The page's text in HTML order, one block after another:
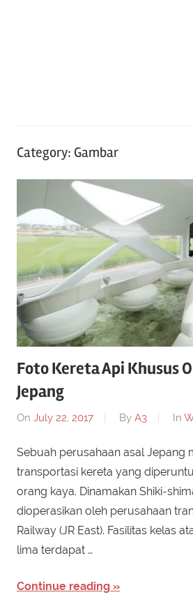
Category: Gambar
Foto Kereta Api Khusus
Jepang
On July 22, 2017 By A3 In
Sebuah perusahaan asal Jepang
transportasi kereta yang
orang kaya. Dinamakan Shiki-
dioperasikan oleh perusahaan
Railway (JR East). Fasilitas kelas
lima terdapat …
Continue reading